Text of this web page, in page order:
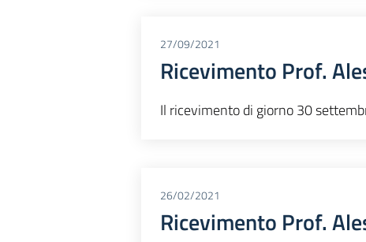
27/09/2021
Ricevimento Prof.
Il ricevimento di giorno 30
26/02/2021
Ricevimento Prof.